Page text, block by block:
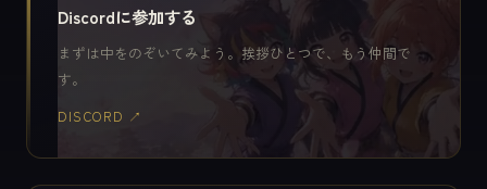
Discordに参加する
まずは中をのぞいてみよう。挨拶ひとつで、もう仲間で
す。
DISCORD ↗